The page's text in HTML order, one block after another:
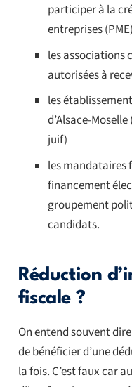
participer à la
entreprises
les associations
autorisées à
les
d’Alsace-
juif)
les mandataires
financement
groupement
candidats.
Réduction
fiscale ?
On entend souvent
de bénéficier d’une
la fois. C’est faux car